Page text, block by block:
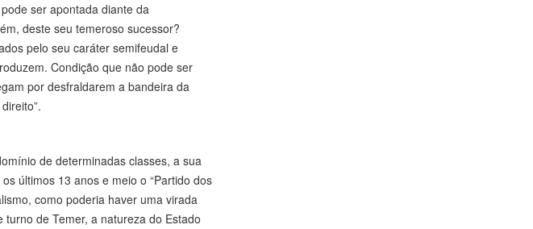
ser apontada diante da
deste seu temeroso sucessor?
pelo seu caráter semifeudal e
Condição que não pode ser
por desfraldarem a bandeira da
de determinadas classes, a sua
últimos 13 anos e meio o “Partido dos
como poderia haver uma virada
de Temer, a natureza do Estado